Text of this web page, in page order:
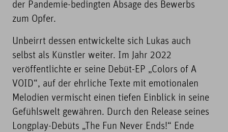
der Pandemie-bedingten Absage des Bewerbs
zum Opfer.
Unbeirrt dessen entwickelte sich Lukas auch
selbst als Künstler weiter. Im Jahr 2022
veröffentlichte er seine Debüt-EP „Colors of A
VOID“, auf der ehrliche Texte mit emotionalen
Melodien vermischt einen tiefen Einblick in seine
Gefühlswelt gewähren. Durch den Release seines
Longplay-Debüts „The Fun Never Ends!“ Ende